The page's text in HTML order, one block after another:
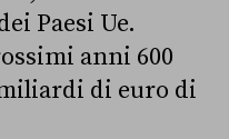
Paesi Ue.
anni 600
di euro di